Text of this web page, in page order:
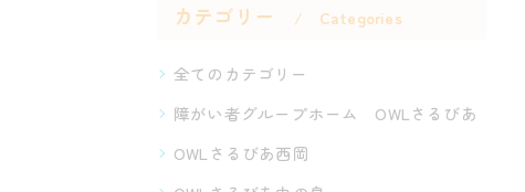
カテゴリー Categories
全てのカテゴリー
障がい者グループホーム OWLさるびあ
OWLさるびあ西岡